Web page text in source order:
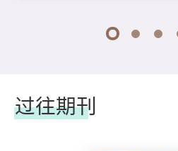
1 2 3
过往期刊